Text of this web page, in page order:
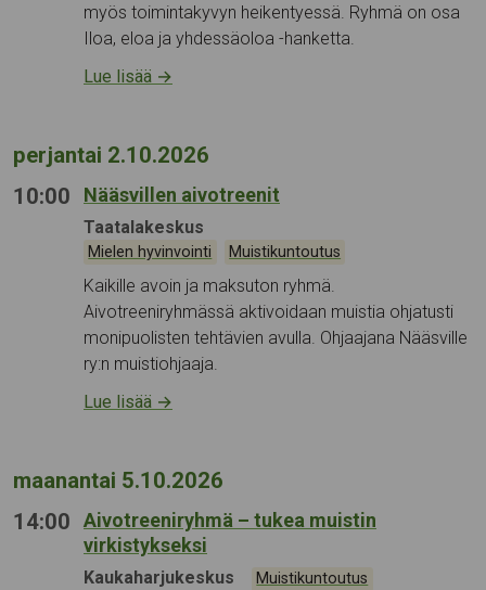
myös toimintakyvyn heikentyessä. Ryhmä on osa
Iloa, eloa ja yhdessäoloa -hanketta.
Lue lisää →
perjantai 2.10.2026
10:00
Nääsvillen aivotreenit
Tapahtumapaikka:
Taatalakeskus
Kategoriat:
Mielen hyvinvointi Muistikuntoutus
Kaikille avoin ja maksuton ryhmä.
Aivotreeniryhmässä aktivoidaan muistia ohjatusti
monipuolisten tehtävien avulla. Ohjaajana Nääsville
ry:n muistiohjaaja.
Lue lisää →
maanantai 5.10.2026
14:00
Aivotreeniryhmä – tukea muistin
virkistykseksi
Tapahtumapaikka:
Kaukaharjukeskus Kategoriat:
Muistikuntoutus